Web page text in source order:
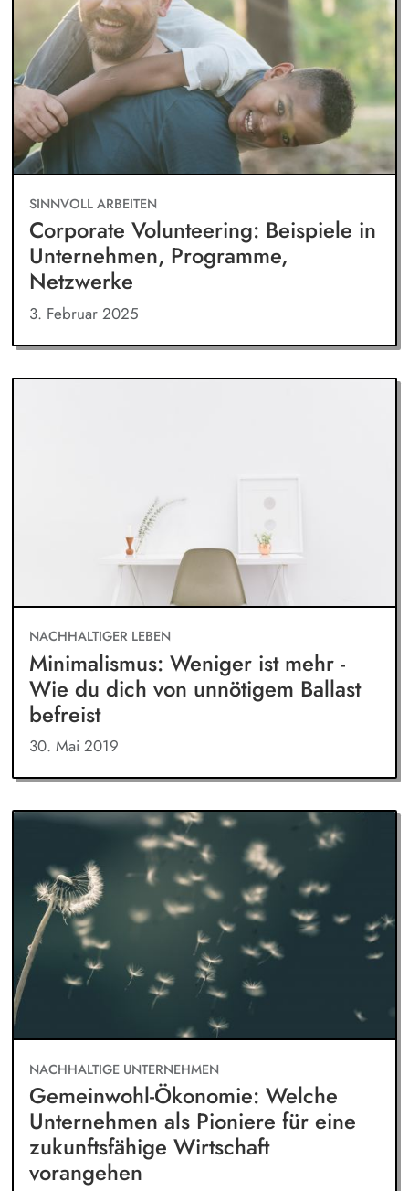
SINNVOLL ARBEITEN
Corporate Volunteering: Beispiele in
Unternehmen, Programme,
Netzwerke
3. Februar 2025
NACHHALTIGER LEBEN
Minimalismus: Weniger ist mehr -
Wie du dich von unnötigem Ballast
befreist
30. Mai 2019
NACHHALTIGE UNTERNEHMEN
Gemeinwohl-Ökonomie: Welche
Unternehmen als Pioniere für eine
zukunftsfähige Wirtschaft
vorangehen